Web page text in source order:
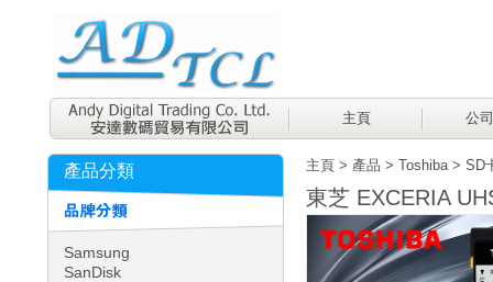
主頁 公
產品分類
Samsung
SanDisk
主頁 > 產品 > Toshiba> SD
東芝 EXCERIA